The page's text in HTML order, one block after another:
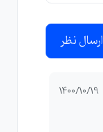
ارسال نظر
1400/10/19